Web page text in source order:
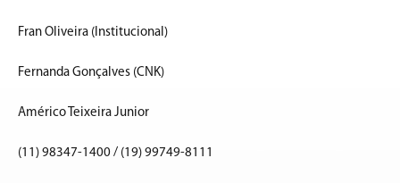
Fran Oliveira (Institucional)
Fernanda Gonçalves (CNK)
Américo Teixeira Junior
(11) 98347-1400 / (19) 99749-8111